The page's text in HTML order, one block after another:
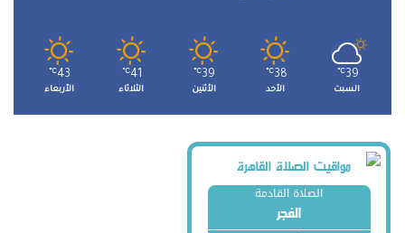
39
℃
السبت
38
℃
الأحد
39
℃
الأثنين
41
℃
الثلاثاء
43
℃
الأربعاء